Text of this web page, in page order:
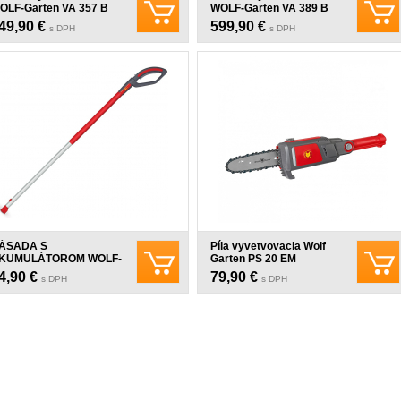
Garten VA 357 B
B&S
€ s DPH
WOLF-Garten VA 389 B
38CM B&S
599,90 € s DPH
S
WOLF-
BS 140 EM
€ s DPH
Píla vyvetvovacia Wolf
Garten PS 20 EM
79,90 € s DPH